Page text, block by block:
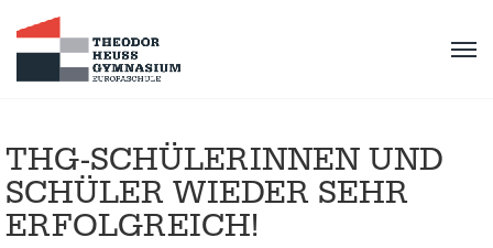
THG-SCHÜLERINNEN UND
SCHÜLER WIEDER SEHR
ERFOLGREICH!